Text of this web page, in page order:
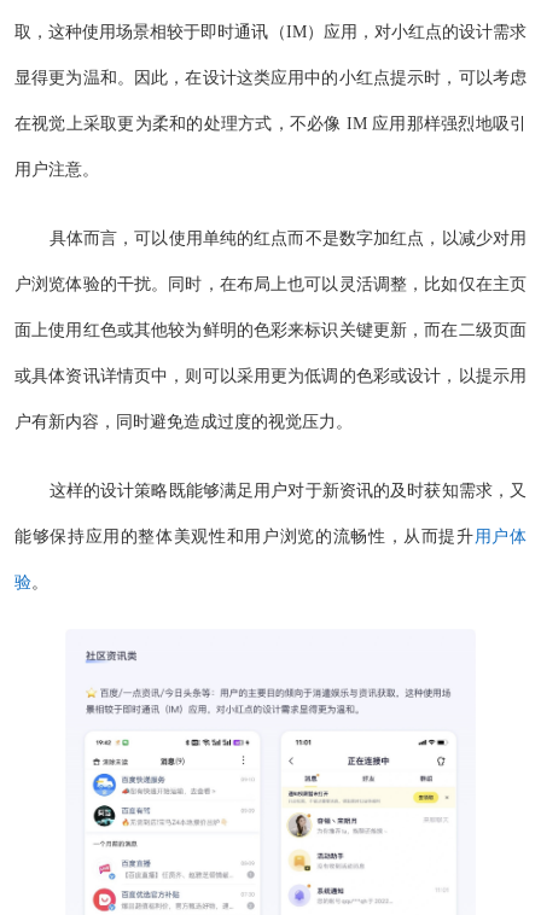
取，这种使用场景相较于即时通讯（IM）应用，对小红点的设计需求
显得更为温和。因此，在设计这类应用中的小红点提示时，可以考虑
在视觉上采取更为柔和的处理方式，不必像 IM 应用那样强烈地吸引
用户注意。
具体而言，可以使用单纯的红点而不是数字加红点，以减少对用
户浏览体验的干扰。同时，在布局上也可以灵活调整，比如仅在主页
面上使用红色或其他较为鲜明的色彩来标识关键更新，而在二级页面
或具体资讯详情页中，则可以采用更为低调的色彩或设计，以提示用
户有新内容，同时避免造成过度的视觉压力。
这样的设计策略既能够满足用户对于新资讯的及时获知需求，又
能够保持应用的整体美观性和用户浏览的流畅性，从而提升用户体
验。